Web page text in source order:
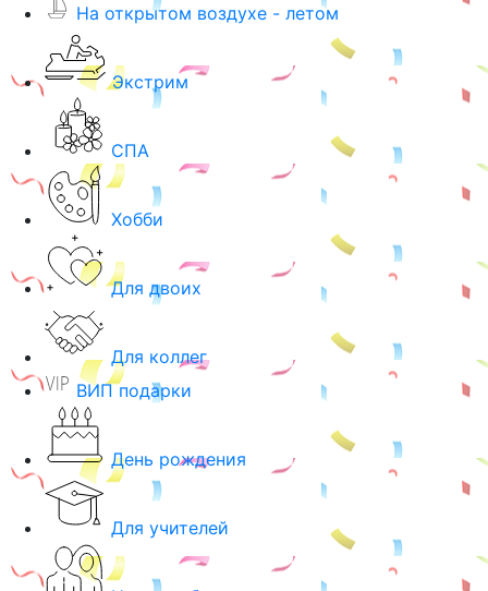
На открытом воздухе - летом
Экстрим
СПА
Хобби
Для двоих
Для коллег
ВИП подарки
День рождения
Для учителей